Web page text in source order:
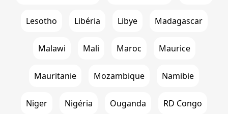
Lesotho Libéria Libye Madagascar
Malawi Mali Maroc Maurice
Mauritanie Mozambique Namibie
Niger Nigéria Ouganda RD Congo